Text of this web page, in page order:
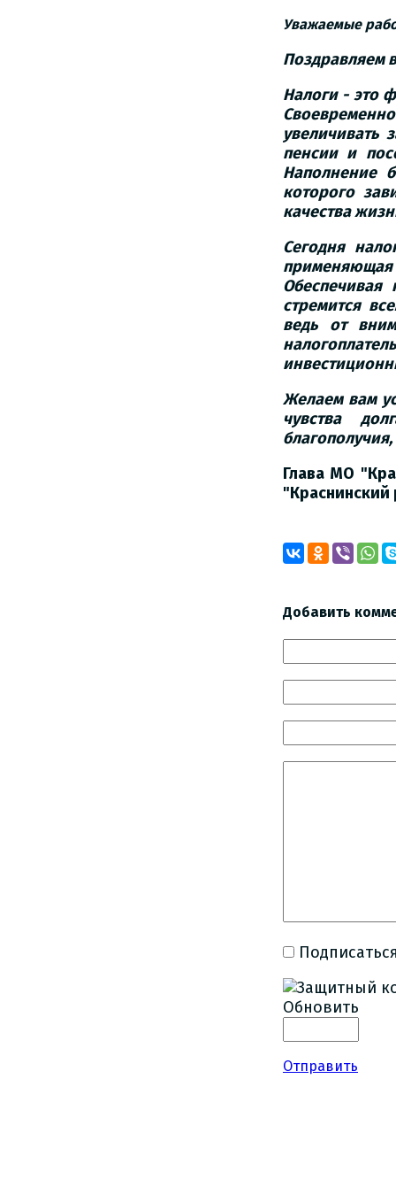
Уважаемые
Поздравляем
Налоги - это
увеличивать
пенсии и
Наполнение
которого
качества
Сегодня
стремится
ведь от
Желаем вам
чувства
Глава МО
"Краснинский
Добавить
Обновить
Отправить